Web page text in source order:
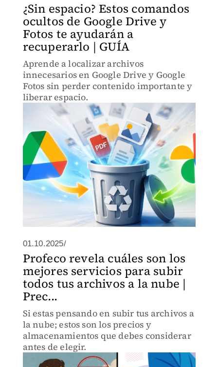
¿Sin espacio? Estos comandos
ocultos de Google Drive y
Fotos te ayudarán a
recuperarlo | GUÍA
Aprende a localizar archivos
innecesarios en Google Drive y Google
Fotos sin perder contenido importante y
liberar espacio.
01.10.2025/
Profeco revela cuáles son los
mejores servicios para subir
todos tus archivos a la nube |
Prec...
Si estas pensando en subir tus archivos a
la nube; estos son los precios y
almacenamientos que debes considerar
antes de elegir.